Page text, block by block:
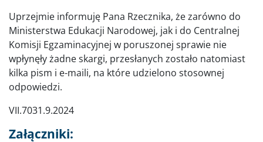
Uprzejmie informuję Pana Rzecznika, że zarówno do
Ministerstwa Edukacji Narodowej, jak i do Centralnej
Komisji Egzaminacyjnej w poruszonej sprawie nie
wpłynęły żadne skargi, przesłanych zostało natomiast
kilka pism i e-maili, na które udzielono stosownej
odpowiedzi.
VII.7031.9.2024
Załączniki: